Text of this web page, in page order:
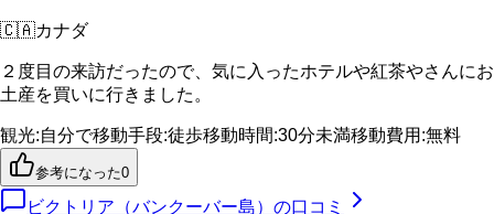
🇨🇦カナダ
２度目の来訪だったので、気に入ったホテルや紅茶やさんにお
土産を買いに行きました。
観光:自分で移動手段:徒歩移動時間:30分未満移動費用 :無料
参考になった0
ビクトリア（バンクーバー島） の口コミ